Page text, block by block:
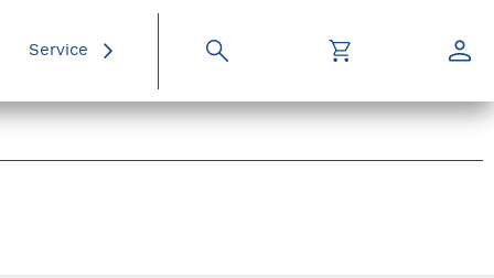
Service Suche Warenkorb Konto